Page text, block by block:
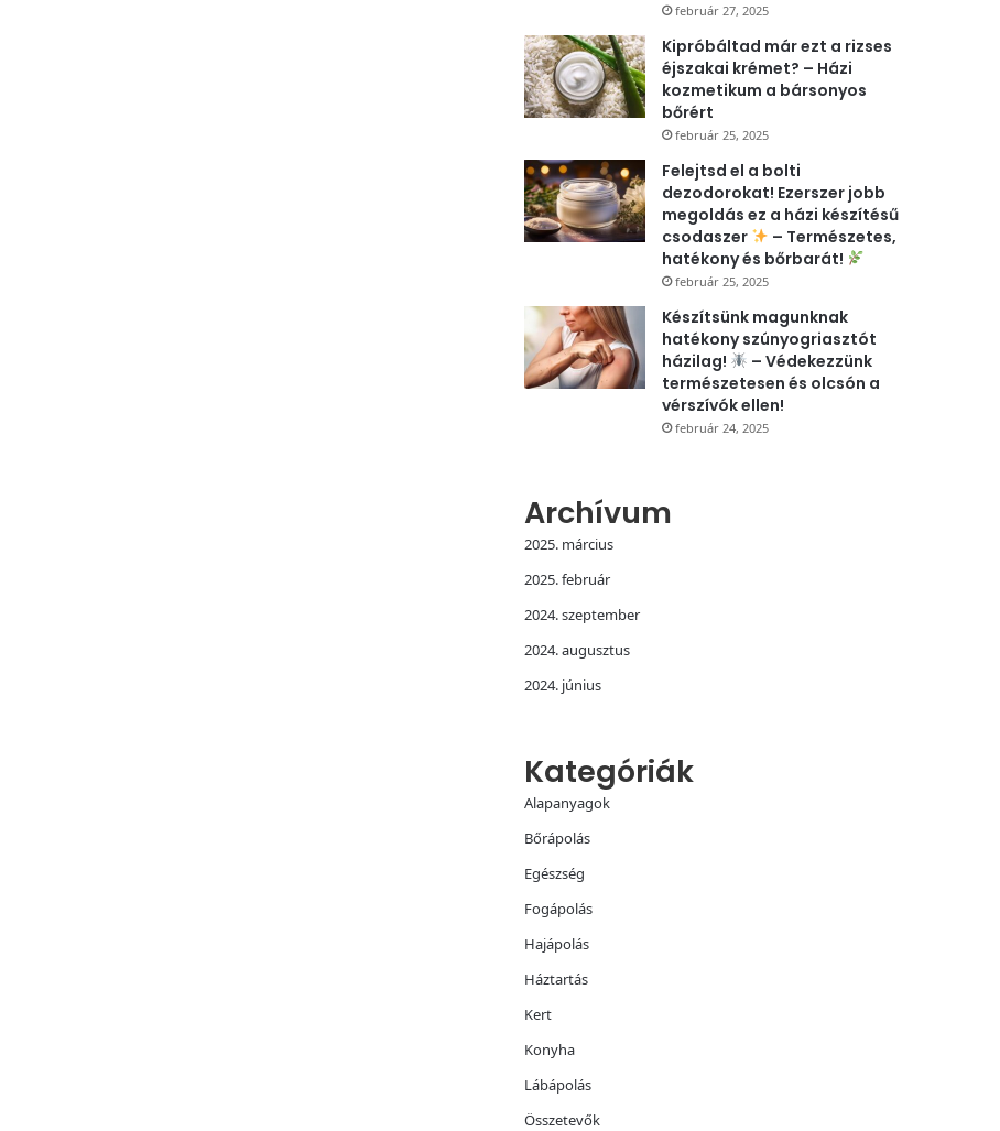
február 27, 2025
Kipróbáltad már ezt a rizses
éjszakai krémet? – Házi
kozmetikum a bársonyos
bőrért
február 25, 2025
Felejtsd el a bolti
dezodorokat! Ezerszer jobb
megoldás ez a házi készítésű
csodaszer
– Természetes,
hatékony és bőrbarát!
február 25, 2025
Készítsünk magunknak
hatékony szúnyogriasztót
házilag!
– Védekezzünk
természetesen és olcsón a
vérszívók ellen!
február 24, 2025
Archívum
2025. március
2025. február
2024. szeptember
2024. augusztus
2024. június
Kategóriák
Alapanyagok
Bőrápolás
Egészség
Fogápolás
Hajápolás
Háztartás
Kert
Konyha
Lábápolás
Összetevők